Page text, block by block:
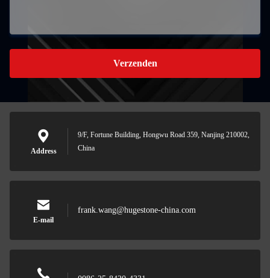
Verzenden
Address
9/F, Fortune Building, Hongwu Road 359, Nanjing 210002,
China
E-mail
frank.wang@hugestone-china.com